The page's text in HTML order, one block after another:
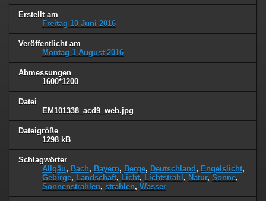
Erstellt am
Freitag 10 Juni 2016
Veröffentlicht am
Montag 1 August 2016
Abmessungen
1600*1200
Datei
EM101338_acd9_web.jpg
Dateigröße
1298 kB
Schlagwörter
Allgäu, Bach, Bayern, Berge, Deutschland , Engelslicht,
Gebirge, Landschaft, Licht, Lichtstrahl , Natur, Sonne,
Sonnenstrahlen, strahlen, Wasser